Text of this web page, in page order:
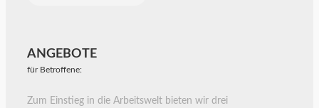
ANGEBOTE
für Betroffene:
Zum Einstieg in die Arbeitswelt bieten wir drei